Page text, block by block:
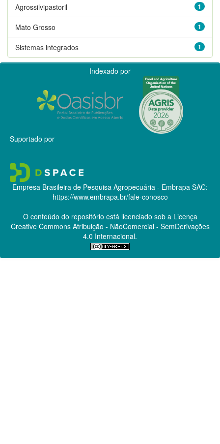
1
Agrossilvipastoril
1
Mato Grosso
1
Sistemas integrados
Indexado por
Suportado por
Empresa Brasileira de Pesquisa Agropecuária - Embrapa SAC:
https://www.embrapa.br/fale-conosco
O conteúdo do repositório está licenciado sob a Licença
Creative CommonsAtribuição - NãoComercial - SemDerivações
4.0 Internacional.